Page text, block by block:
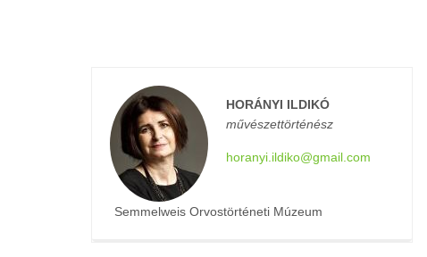
HORÁNYI ILDIKÓ
művészettörténész
horanyi.ildiko@gmail.com
Semmelweis Orvostörténeti Múzeum